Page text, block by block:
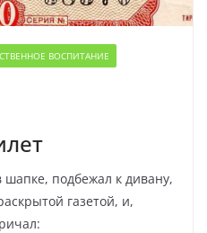
ВОСПИТАНИЕ
подбежал к дивану,
газетой, и,